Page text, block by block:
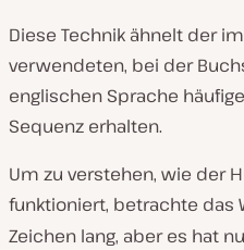
Diese Technik ähnelt der
verwendeten, bei der
englischen Sprache
Sequenz erhalten.
Um zu verstehen, wie der
funktioniert, betrachte das
Zeichen lang, aber es hat